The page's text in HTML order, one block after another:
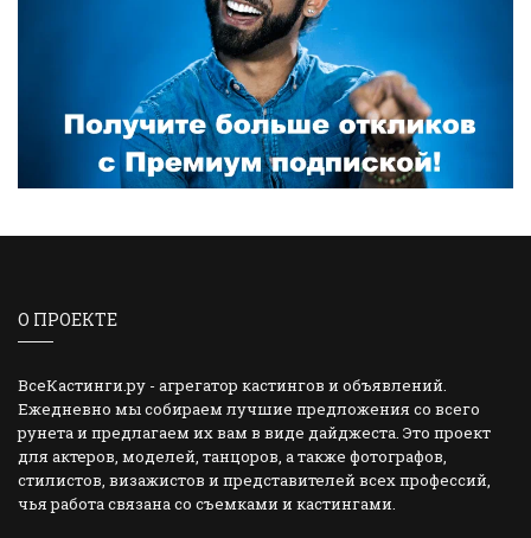
О ПРОЕКТЕ
ВсеКастинги.ру - агрегатор кастингов и объявлений.
Ежедневно мы собираем лучшие предложения со всего
рунета и предлагаем их вам в виде дайджеста. Это проект
для актеров, моделей, танцоров, а также фотографов,
стилистов, визажистов и представителей всех профессий,
чья работа связана со съемками и кастингами.